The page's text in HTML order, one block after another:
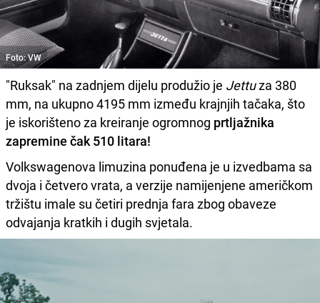
Foto: VW
"Ruksak" na zadnjem dijelu produžio je Jettuza 380
mm, na ukupno 4195 mm između krajnjih tačaka, što
je iskorišteno za kreiranje ogromnog prtljažnika
zapremine čak 510 litara!
Volkswagenova limuzina ponuđena je u izvedbama sa
dvoja i četvero vrata, a verzije namijenjene američkom
tržištu imale su četiri prednja fara zbog obaveze
odvajanja kratkih i dugih svjetala.